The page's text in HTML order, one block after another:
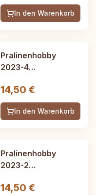
In den Warenkorb
Pralinenhobby
2023-4
Seiten
14,50 €
In den Warenkorb
Pralinenhobby
2023-2
Seiten
14,50 €